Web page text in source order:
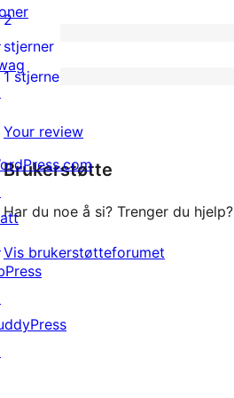
reviews
3-
star
reviews
0
2-
reviews
2
stjerner
star
reviews
1 stjerne
Your review
Brukerstøtte
Har du noe å si? Trenger du hjelp?
Vis brukerstøtteforumet